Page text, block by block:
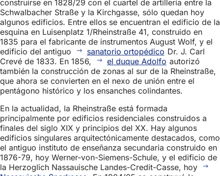
construirse en 1828/29 con el cuartel de artillería entre la
Schwalbacher Straße y la Kirchgasse, sólo quedan hoy
algunos edificios. Entre ellos se encuentran el edificio de la
esquina en Luisenplatz 1/Rheinstraße 41, construido en
1835 para el fabricante de instrumentos August Wolf, y el
edificio del antiguo
sanatorio ortopédico Dr. J. Carl
Crevé de 1833. En 1856,
el duque Adolfo autorizó
también la construcción de zonas al sur de la Rheinstraße,
que ahora se convierten en el nexo de unión entre el
pentágono histórico y los ensanches colindantes.
En la actualidad, la Rheinstraße está formada
principalmente por edificios residenciales construidos a
finales del siglo XIX y principios del XX. Hay algunos
edificios singulares arquitectónicamente destacados, como
el antiguo instituto de enseñanza secundaria construido en
1876-79, hoy Werner-von-Siemens-Schule, y el edificio de
la Herzoglich Nassauische Landes-Credit-Casse, hoy